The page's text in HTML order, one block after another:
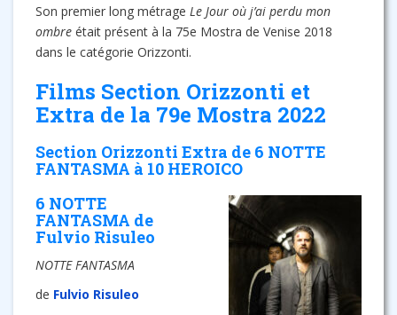
Son premier long métrage Le Jour où j’ai perdu mon
ombre était présent à la 75e Mostra de Venise 2018
dans le catégorie Orizzonti.
Films Section Orizzonti et
Extra de la 79e Mostra 2022
Section Orizzonti Extra de 6 NOTTE
FANTASMA à 10 HEROICO
6 NOTTE
FANTASMA de
Fulvio Risuleo
NOTTE FANTASMA
de Fulvio Risuleo